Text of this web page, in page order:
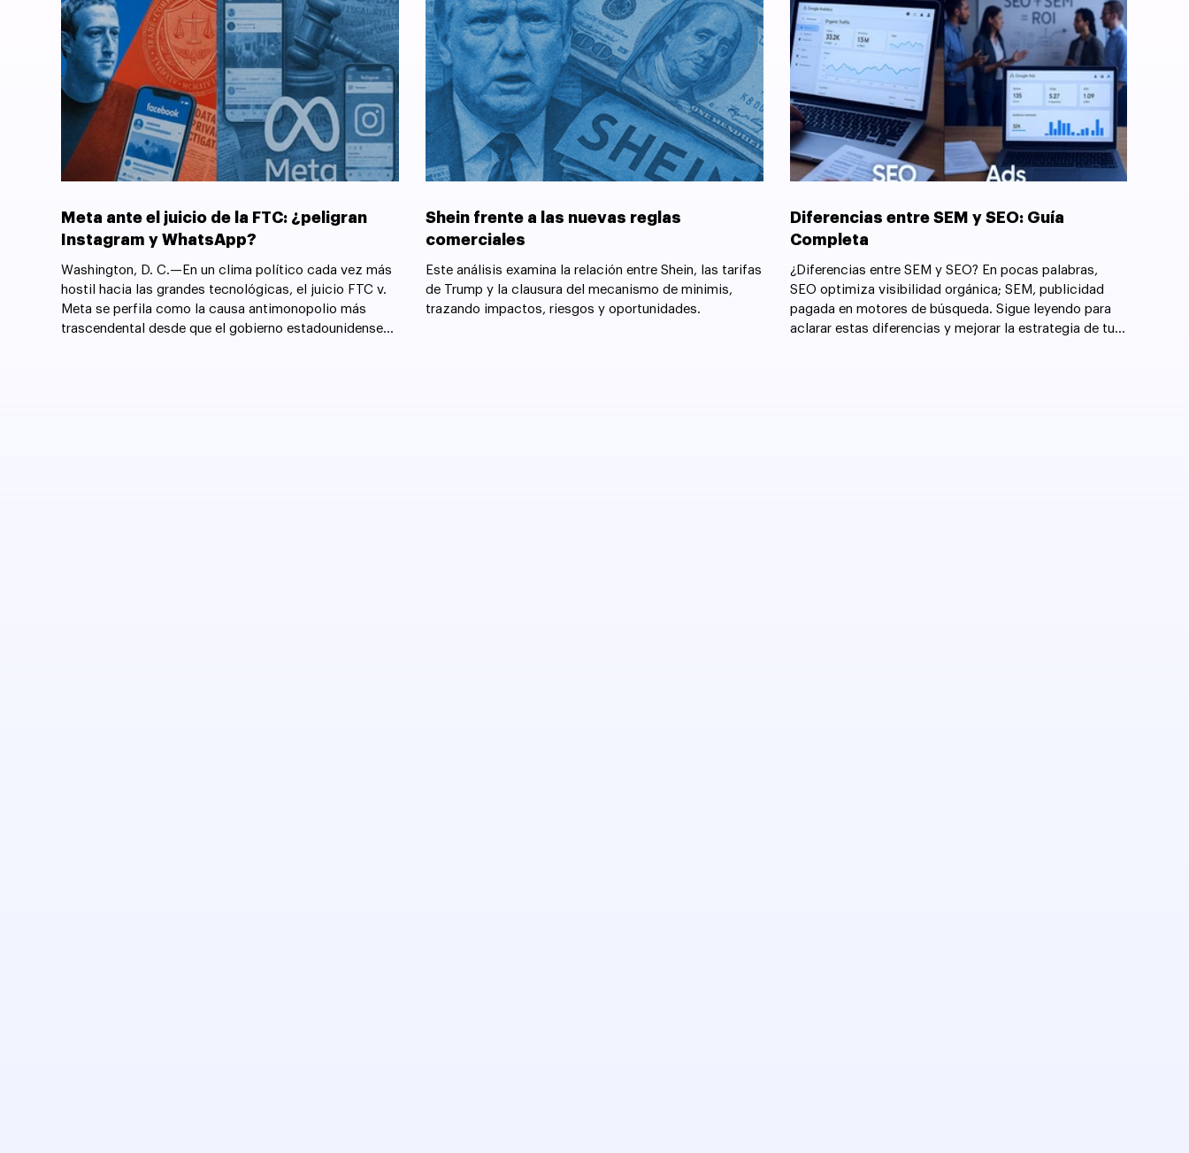
Meta ante el juicio de la FTC: ¿peligran
Instagram y WhatsApp?
Washington, D. C.—En un clima político cada vez más
hostil hacia las grandes tecnológicas, el juicio FTC v.
Meta se perfila como la causa antimonopolio más
trascendental desde que el gobierno estadounidense
Shein frente a las nuevas reglas
comerciales
Este análisis examina la relación entre Shein, las tarifas
de Trump y la clausura del mecanismo de minimis,
trazando impactos, riesgos y oportunidades.
Diferencias entre SEM y SEO: Guía
Completa
¿Diferencias entre SEM y SEO? En pocas palabras,
SEO optimiza visibilidad orgánica; SEM, publicidad
pagada en motores de búsqueda. Sigue leyendo para
aclarar estas diferencias y mejorar la estrategia de tu